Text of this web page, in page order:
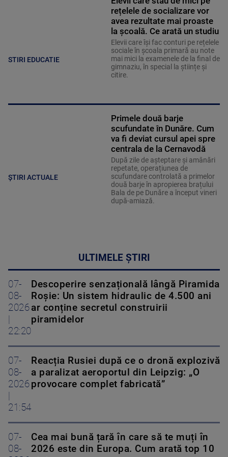
STIRI EDUCATIE
rețelele de socializare vor
avea rezultate mai proaste
la școală. Ce arată un studiu
Elevii care îşi fac conturi pe rețelele
sociale în școala primară au note
mai mici la examenele de la final de
gimnaziu, în special la științe și
citire.
ȘTIRI ACTUALE
Primele două barje
scufundate în Dunăre. Cum
va fi deviat cursul apei spre
centrala de la Cernavodă
După zile de așteptare și amânări
repetate, operațiunea de
scufundare controlată a primelor
două barje în apropierea brațului
Bala de pe Dunăre a început vineri
după-amiază.
ULTIMELE ȘTIRI
07-
08-
2026
22:20
Descoperire senzațională lângă Piramida
Roșie: Un sistem hidraulic de 4.500 ani
ar conține secretul construirii
piramidelor
07-
08-
2026
21:54
Reacția Rusiei după ce o dronă explozivă
a paralizat aeroportul din Leipzig: „O
provocare complet fabricată”
07-
08-
Cea mai bună țară în care să te muți în
2026 este din Europa. Cum arată top 10